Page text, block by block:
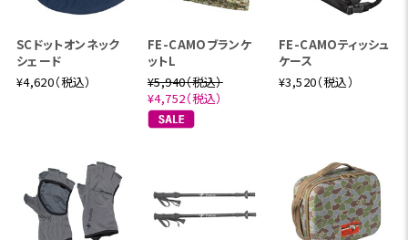
SCドットオンネック
シェード
¥4,620（税込）
FE-CAMOブランケ
ットL
¥5,940（税込）
¥4,752（税込）
FE-CAMOティッシュ
ケース
¥3,520（税込）